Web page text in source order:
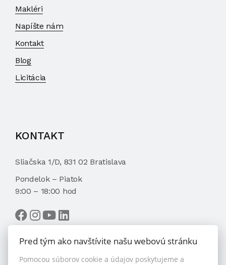
Makléri
Napíšte nám
Kontakt
Blog
Licitácia
KONTAKT
Sliačska 1/D, 831 02 Bratislava
Pondelok – Piatok
9:00 – 18:00 hod
VYBRAŤ MAKLÉRA
Pred tým ako navštívite našu webovú stránku
Pomocou súborov cookie a údajov poskytujeme a